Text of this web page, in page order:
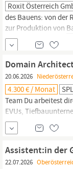
Roxit Österreich
des Bauens: von der
zur Produktion von
Bitumenemulsionen
Hinzu kommen
Recycling. Auch in
entwickeln wir...
Domain Architect
20.06.2026
4.300 € / Monat
Team Du arbeitest
EVUs,
um Planung,
Bau
abzubilden. Das
Assistent:in der
22.07.2026